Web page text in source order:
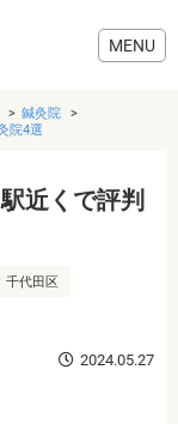
鍼灸院
院4選
近くで評判
千代田区
2024.05.27